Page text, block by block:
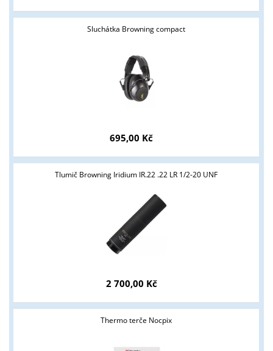
Sluchátka Browning compact
695,00 Kč
Tlumič Browning Iridium IR.22 .22 LR 1/2-20 UNF
2 700,00 Kč
Thermo terče Nocpix